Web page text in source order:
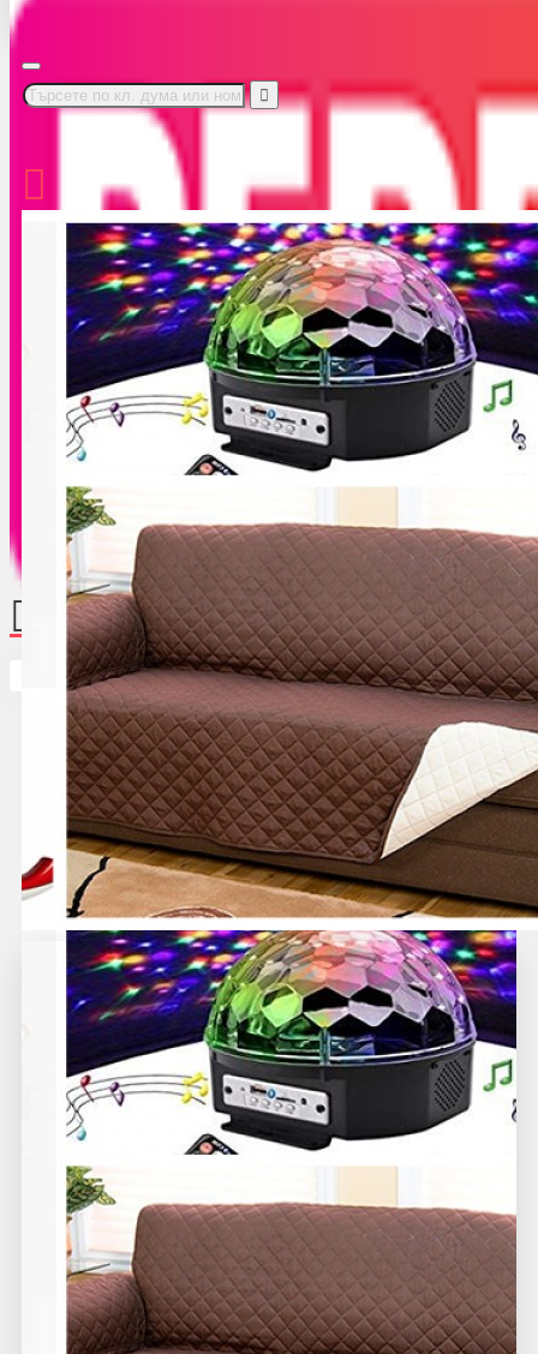
Кутията ви е празна